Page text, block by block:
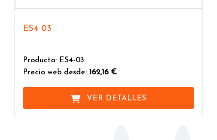
ES4 03
Producto: ES4-03
Precio web desde: 162,16 €
VER DETALLES